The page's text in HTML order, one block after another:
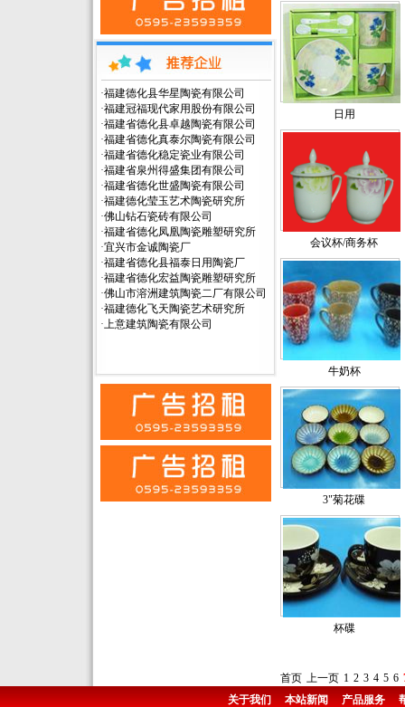
·福建德化县华星陶瓷有限公司
·福建冠福现代家用股份有限公司
·福建省德化县卓越陶瓷有限公司
·福建省德化真泰尔陶瓷有限公司
·福建省德化稳定瓷业有限公司
·福建省泉州得盛集团有限公司
·福建省德化世盛陶瓷有限公司
·福建德化莹玉艺术陶瓷研究所
·佛山钻石瓷砖有限公司
·福建省德化凤凰陶瓷雕塑研究所
·宜兴市金诚陶瓷厂
·福建省德化县福泰日用陶瓷厂
·福建省德化宏益陶瓷雕塑研究所
·佛山市溶洲建筑陶瓷二厂有限公司
·福建德化飞天陶瓷艺术研究所
·上意建筑陶瓷有限公司
日用
会议杯/商务杯
牛奶杯
3"菊花碟
杯碟
首页 上一页 1 2 3 4 5 6
关于我们
本站新闻 产品服务